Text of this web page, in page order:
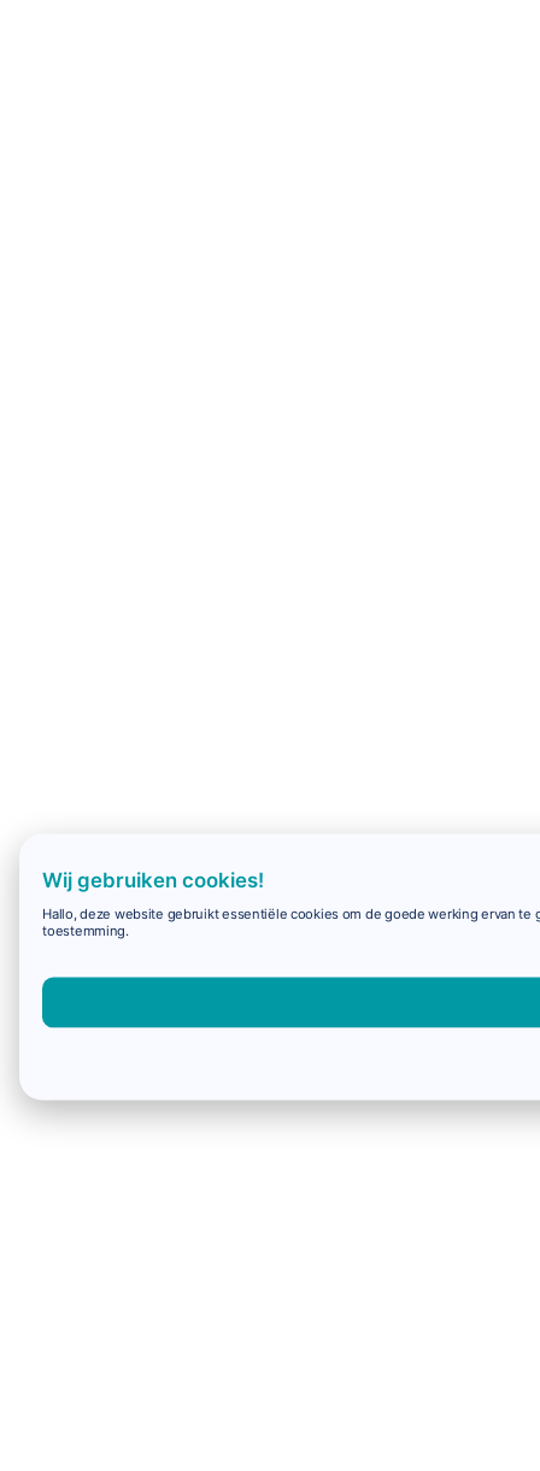
Wij gebruiken cookies!
Hallo, deze website gebruikt essentiële cookies om de goede werking ervan
toestemming.